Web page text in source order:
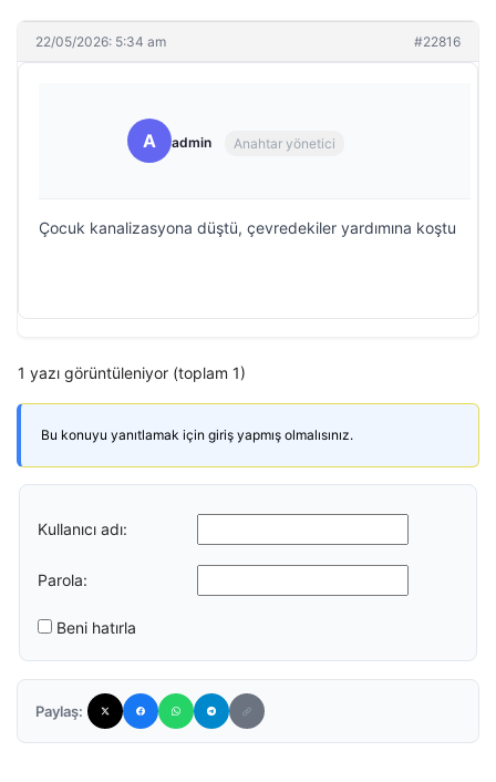
22/05/2026: 5:34 am #22816
A admin Anahtar yönetici
Çocuk kanalizasyona düştü, çevredekiler yardımına koştu
1 yazı görüntüleniyor (toplam 1)
Bu konuyu yanıtlamak için giriş yapmış olmalısınız.
Kullanıcı adı:
Parola:
Beni hatırla
Paylaş: